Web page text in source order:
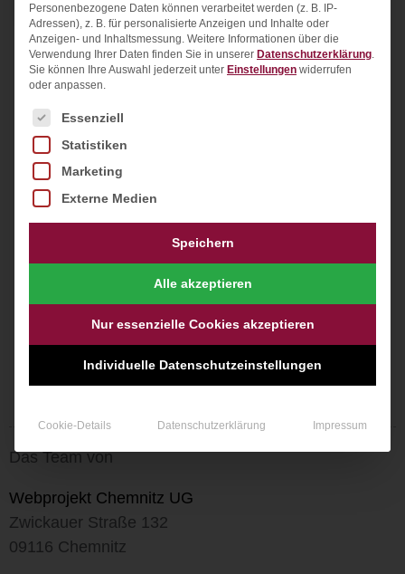
Neuerstellung einer Website
https://ferienwohnung-reinhardt.eu
Das Team von
Webprojekt Chemnitz UG
Zwickauer Straße 132
0371 64631819
Das Team von
Webprojekt Chemnitz UG
Zwickauer Straße 132
09116 Chemnitz
Personenbezogene Daten können verarbeitet werden (z. B. IP-
Adressen), z. B. für personalisierte Anzeigen und Inhalte oder
Anzeigen- und Inhaltsmessung. Weitere Informationen über die
Verwendung Ihrer Daten finden Sie in unserer Datenschutzerklärung.
Sie können Ihre Auswahl jederzeit unter Einstellungen widerrufen
oder anpassen.
Es folgt eine Liste der Service-Gruppen, für die
Essenziell
Statistiken
Marketing
Externe Medien
Speichern
Alle akzeptieren
Nur essenzielle Cookies akzeptieren
Individuelle Datenschutzeinstellungen
Cookie-Details Datenschutzerklärung Impressum